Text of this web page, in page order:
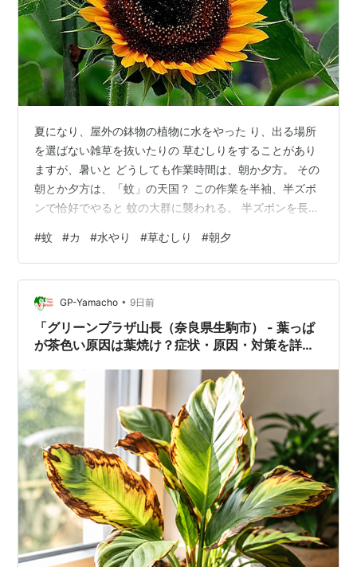
夏になり、屋外の鉢物の植物に水をやった り、出る場所
を選ばない雑草を抜いたりの 草むしりをすることがあり
ますが、暑いと どうしても作業時間は、朝か夕方。 その
朝とか夕方は、「蚊」の天国？ この作業を半袖、半ズボ
ンで恰好でやると 蚊の大群に襲われる。 半ズボンを長ズ
群・・・ そして肌に取りついた蚊は、熱烈なキスの
嵐・・ ちゅうちゅう吸われて、痒みを注入されて あとが
大変です。 その上、身体の何処かに張り付いていて、 人
間と一緒に家の中に侵入する輩もいて、 一晩中あの「プ
ーン」の音をふりまく・・。 困った季節だ・・。
#蚊 #カ #水やり #草むしり #朝夕
GP-Yamacho • 9日前
「グリーンプラザ山長（奈良県生駒市） - 葉っぱ
が茶色い原因は葉焼け？症状・原因・対策を詳し